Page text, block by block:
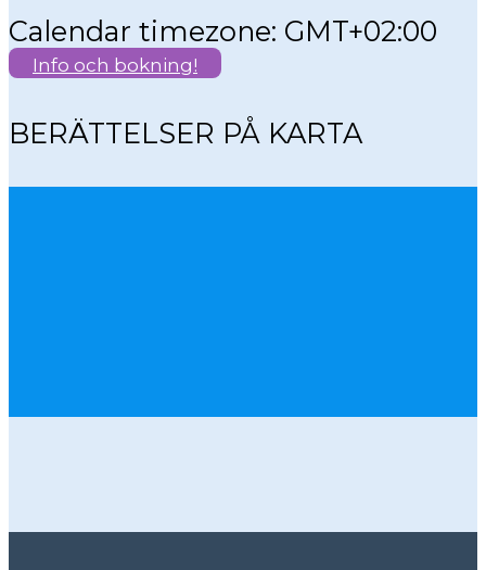
Calendar timezone: GMT+02:00
Info och bokning!
BERÄTTELSER PÅ KARTA